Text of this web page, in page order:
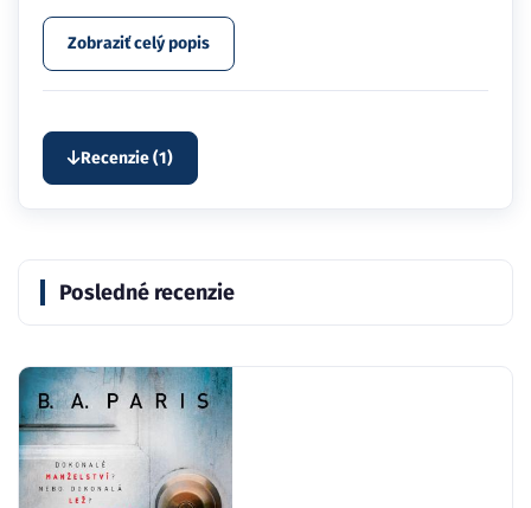
Zobraziť celý popis
Recenzie (1)
Posledné recenzie